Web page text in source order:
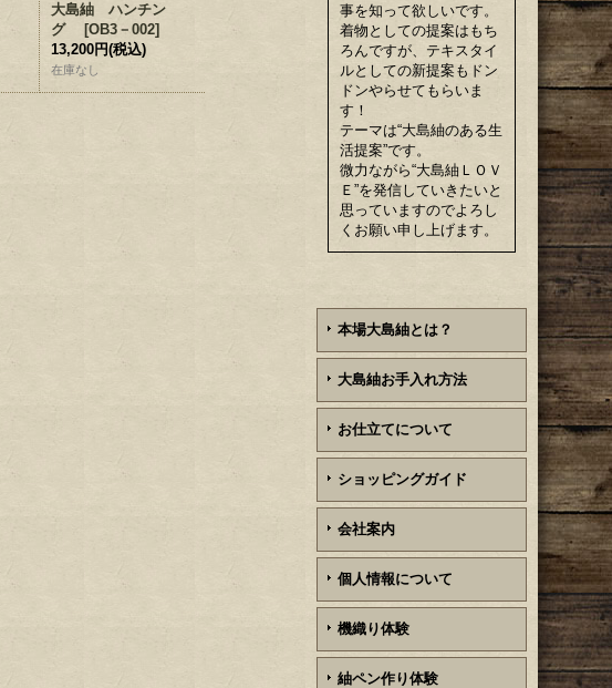
事を知って欲しいです。
着物としての提案はもち
ろんですが、テキスタイ
ルとしての新提案もドン
ドンやらせてもらいま
す！
テーマは“大島紬のある生
活提案”です。
微力ながら“大島紬ＬＯＶ
Ｅ”を発信していきたいと
思っていますのでよろし
くお願い申し上げます。
本場大島紬とは？
大島紬お手入れ方法
お仕立てについて
ショッピングガイド
会社案内
個人情報について
機織り体験
紬ペン作り体験
大島紬 ハンチン
グ
[OB3－002]
13,200円(税込)
在庫なし